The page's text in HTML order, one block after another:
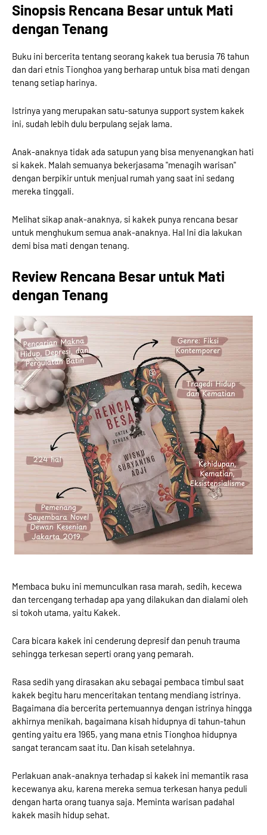
Sinopsis Rencana Besar untuk Mati
dengan Tenang
Buku ini bercerita tentang seorang kakek tua berusia 76 tahun
dan dari etnis Tionghoa yang berharap untuk bisa mati dengan
tenang setiap harinya.
Istrinya yang merupakan satu-satunya support system kakek
ini, sudah lebih dulu berpulang sejak lama.
Anak-anaknya tidak ada satupun yang bisa menyenangkan hati
si kakek. Malah semuanya bekerjasama "menagih warisan"
dengan berpikir untuk menjual rumah yang saat ini sedang
mereka tinggali.
Melihat sikap anak-anaknya, si kakek punya rencana besar
untuk menghukum semua anak-anaknya. Hal Ini dia lakukan
demi bisa mati dengan tenang.
Review Rencana Besar untuk Mati
dengan Tenang
Membaca buku ini memunculkan rasa marah, sedih, kecewa
dan tercengang terhadap apa yang dilakukan dan dialami oleh
si tokoh utama, yaitu Kakek.
Cara bicara kakek ini cenderung depresif dan penuh trauma
sehingga terkesan seperti orang yang pemarah.
Rasa sedih yang dirasakan aku sebagai pembaca timbul saat
kakek begitu haru menceritakan tentang mendiang istrinya.
Bagaimana dia bercerita pertemuannya dengan istrinya hingga
akhirnya menikah, bagaimana kisah hidupnya di tahun-tahun
genting yaitu era 1965, yang mana etnis Tionghoa hidupnya
sangat terancam saat itu. Dan kisah setelahnya.
Perlakuan anak-anaknya terhadap si kakek ini memantik rasa
kecewanya aku, karena mereka semua terkesan hanya peduli
dengan harta orang tuanya saja. Meminta warisan padahal
kakek masih hidup sehat.